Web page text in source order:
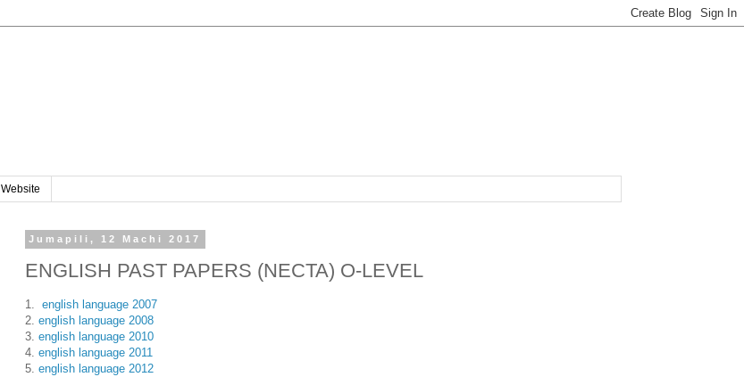
Website
Jumapili, 12 Machi 2017
ENGLISH PAST PAPERS (NECTA) O-LEVEL
1. english language 2007
2. english language 2008
3. english language 2010
4. english language 2011
5. english language 2012